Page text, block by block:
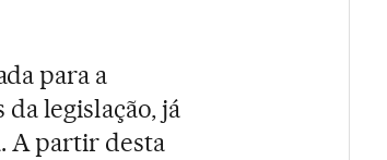
para a
legislação, já
A partir desta